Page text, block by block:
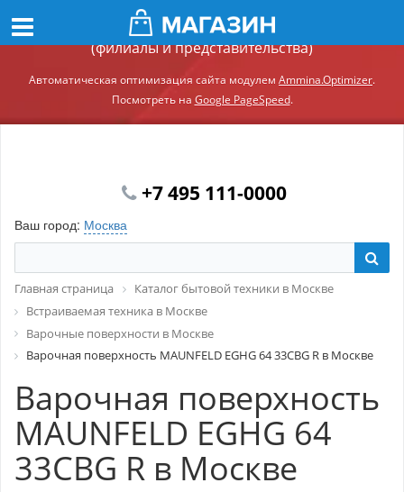
Демонстрационный сайт модуля Ammina.Регионы
(филиалы и представительства)
Автоматическая оптимизация сайта модулем Ammina.Optimizer.
Посмотреть на Google PageSpeed.
+7 495 111-0000
Ваш город: Москва
Главная страница
Каталог бытовой техники в Москве
Встраиваемая техника в Москве
Варочные поверхности в Москве
Варочная поверхность MAUNFELD EGHG 64 33CBG R в Москве
Варочная поверхность
MAUNFELD EGHG 64
33CBG R в Москве